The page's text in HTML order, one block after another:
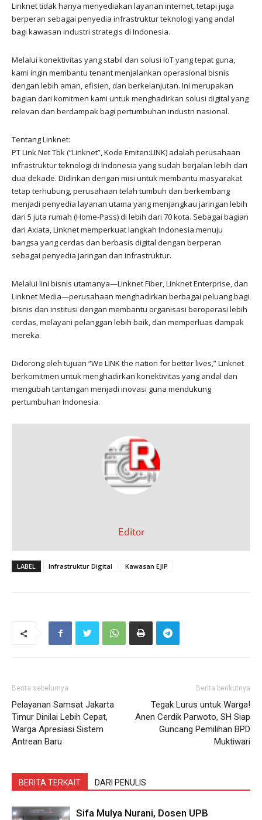
Linknet tidak hanya menyediakan layanan internet, tetapi juga
berperan sebagai penyedia infrastruktur teknologi yang andal
bagi kawasan industri strategis di Indonesia.
Melalui konektivitas yang stabil dan solusi IoT yang tepat guna,
kami ingin membantu tenant menjalankan operasional bisnis
dengan lebih aman, efisien, dan berkelanjutan. Ini merupakan
bagian dari komitmen kami untuk menghadirkan solusi digital yang
relevan dan berdampak bagi pertumbuhan industri nasional.
Tentang Linknet:
PT Link Net Tbk (“Linknet”, Kode Emiten:LINK) adalah perusahaan
infrastruktur teknologi di Indonesia yang sudah berjalan lebih dari
dua dekade. Didirikan dengan misi untuk membantu masyarakat
tetap terhubung, perusahaan telah tumbuh dan berkembang
menjadi penyedia layanan utama yang menjangkau jaringan lebih
dari 5 juta rumah (Home-Pass) di lebih dari 70 kota. Sebagai bagian
dari Axiata, Linknet memperkuat langkah Indonesia menuju
bangsa yang cerdas dan berbasis digital dengan berperan
sebagai penyedia jaringan dan infrastruktur.
Melalui lini bisnis utamanya—Linknet Fiber, Linknet Enterprise, dan
Linknet Media—perusahaan menghadirkan berbagai peluang bagi
bisnis dan institusi dengan membantu organisasi beroperasi lebih
cerdas, melayani pelanggan lebih baik, dan memperluas dampak
mereka.
Didorong oleh tujuan “We LINK the nation for better lives,” Linknet
berkomitmen untuk menghadirkan konektivitas yang andal dan
mengubah tantangan menjadi inovasi guna mendukung
pertumbuhan Indonesia.
Editor
LABEL Infrastruktur Digital Kawasan EJIP
Berita sebelumya
Pelayanan Samsat Jakarta
Timur Dinilai Lebih Cepat,
Warga Apresiasi Sistem
Antrean Baru
Berita berikutnya
Tegak Lurus untuk Warga!
Anen Cerdik Parwoto, SH Siap
Guncang Pemilihan BPD
Muktiwari
BERITA TERKAIT DARI PENULIS
Sifa Mulya Nurani, Dosen UPB